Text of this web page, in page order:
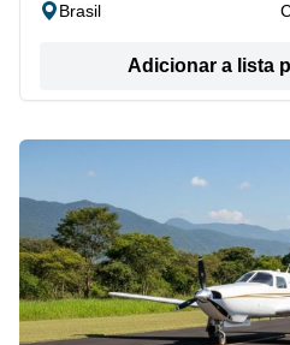
Brasil
Adicionar a lista